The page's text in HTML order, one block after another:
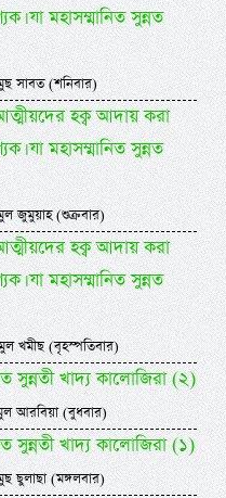
যা মহাসম্মানিত সুন্নত
সাবত (শনিবার)
হক্ব আদায় করা
যা মহাসম্মানিত সুন্নত
জুমুয়াহ (শুক্রবার)
হক্ব আদায় করা
যা মহাসম্মানিত সুন্নত
খমীছ (বৃহস্পতিবার)
সুন্নতী খাদ্য কালোজিরা (২)
আরবিয়া (বুধবার)
সুন্নতী খাদ্য কালোজিরা (১)
(মঙ্গলবার)